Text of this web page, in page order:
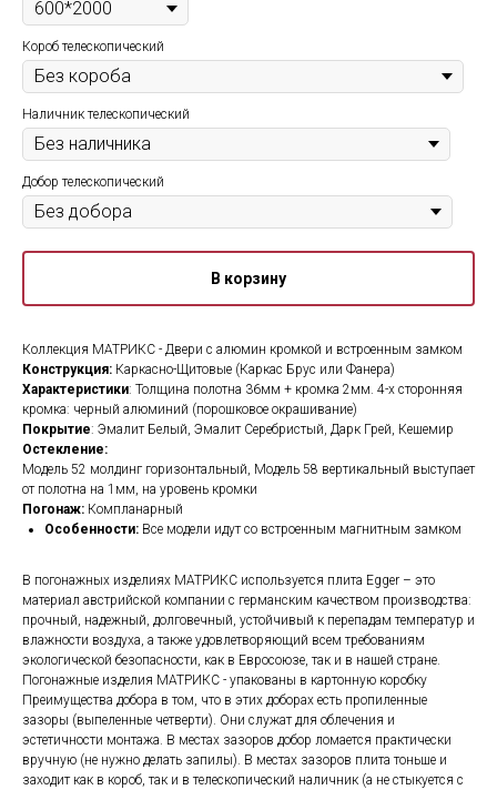
Короб телескопический
Наличник телескопический
Добор телескопический
В корзину
Коллекция МАТРИКС - Двери с алюмин кромкой и встроенным замком
Конструкция: Каркасно-Щитовые (Каркас Брус или Фанера)
Характеристики: Толщина полотна 36мм + кромка 2мм. 4-х сторонняя
кромка: черный алюминий (порошковое окрашивание)
Покрытие: Эмалит Белый, Эмалит Серебристый, Дарк Грей, Кешемир
Остекление:
Модель 52 молдинг горизонтальный, Модель 58 вертикальный выступает
от полотна на 1мм, на уровень кромки
Погонаж: Компланарный
Особенности: Все модели идут со встроенным магнитным замком
В погонажных изделиях МАТРИКС используется плита Egger – это
материал австрийской компании с германским качеством производства:
прочный, надежный, долговечный, устойчивый к перепадам температур и
влажности воздуха, а также удовлетворяющий всем требованиям
экологической безопасности, как в Евросоюзе, так и в нашей стране.
Погонажные изделия МАТРИКС - упакованы в картонную коробку
Преимущества добора в том, что в этих доборах есть пропиленные
зазоры (выпеленные четверти). Они служат для облечения и
эстетичности монтажа. В местах зазоров добор ломается практически
вручную (не нужно делать запилы). В местах зазоров плита тоньше и
заходит как в короб, так и в телескопический наличник (а не стыкуется с